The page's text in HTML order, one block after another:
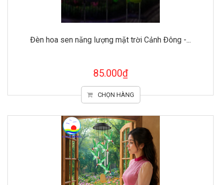
Đèn hoa sen năng lượng mặt trời Cảnh Đông -...
85.000₫
CHỌN HÀNG